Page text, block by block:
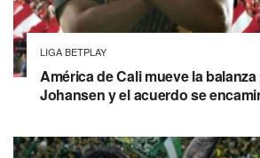
LIGA BETPLAY
América de Cali mueve la
Johansen y el acuerdo se